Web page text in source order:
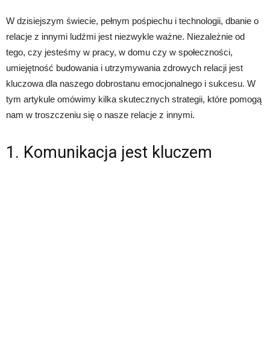
W dzisiejszym świecie, pełnym pośpiechu i technologii, dbanie o
relacje z innymi ludźmi jest niezwykle ważne. Niezależnie od
tego, czy jesteśmy w pracy, w domu czy w społeczności,
umiejętność budowania i utrzymywania zdrowych relacji jest
kluczowa dla naszego dobrostanu emocjonalnego i sukcesu. W
tym artykule omówimy kilka skutecznych strategii, które pomogą
nam w troszczeniu się o nasze relacje z innymi.
1. Komunikacja jest kluczem